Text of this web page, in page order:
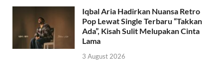
Iqbal Aria Hadirkan Nuansa Retro
Pop Lewat Single Terbaru “Takkan
Ada”, Kisah Sulit Melupakan Cinta
Lama
3 August 2026